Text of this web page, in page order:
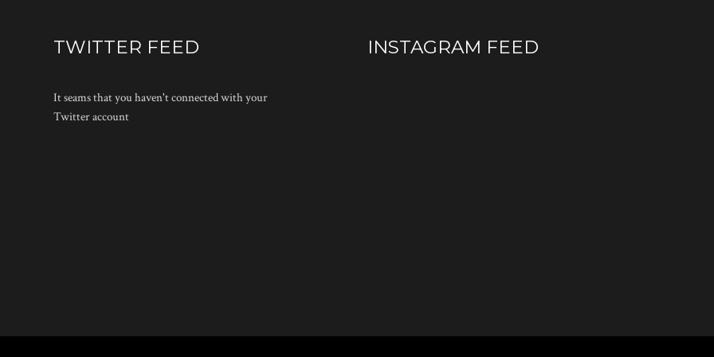
TWITTER FEED
It seams that you haven't connected with your
Twitter account
INSTAGRAM FEED